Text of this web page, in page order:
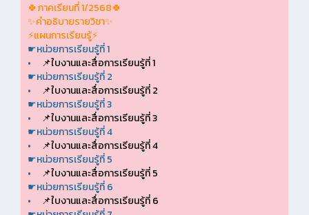
🍀ภาคเรียนที่ 1/2568🍀
✨คำอธิบายรายวิชา✨
⚡แผนการเรียนรู้⚡
☛หน่วยการเรียนรู้ที่ 1
•
📌ใบงานและสื่อการเรียนรู้ที่ 1
☛หน่วยการเรียนรู้ที่ 2
•
📌ใบงานและสื่อการเรียนรู้ที่ 2
☛หน่วยการเรียนรู้ที่ 3
•
📌ใบงานและสื่อการเรียนรู้ที่ 3
☛หน่วยการเรียนรู้ที่ 4
•
📌ใบงานและสื่อการเรียนรู้ที่ 4
☛หน่วยการเรียนรู้ที่ 5
•
📌ใบงานและสื่อการเรียนรู้ที่ 5
☛หน่วยการเรียนรู้ที่ 6
•
📌ใบงานและสื่อการเรียนรู้ที่ 6